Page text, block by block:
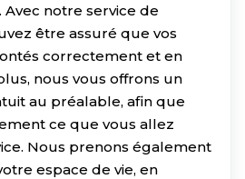
notre service de
être assuré que vos
correctement et en
nous vous offrons un
au préalable, afin que
ce que vous allez
Nous prenons également
espace de vie, en